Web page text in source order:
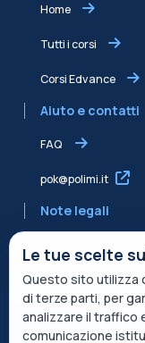
Home
Tutti i corsi
Corsi Edvance
Aiuto e contatti
FAQ
pok@polimi.it
Note legali
Informativa
Termini di servizio
Le tue scelte
Questo sito utilizza
di terze parti, per
analizzare il traffico
comunicazione